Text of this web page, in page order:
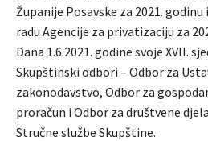
Županije Posavske za 2021.
radu Agencije za privatizaciju za
Dana 1.6.2021. godine svoje XVII.
Skupštinski odbori – Odbor za
zakonodavstvo, Odbor za
proračun i Odbor za društvene
Stručne službe Skupštine.